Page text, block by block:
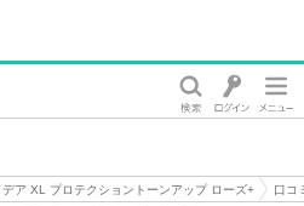
デア XL プロテクショントーンアップ ローズ+
口コ